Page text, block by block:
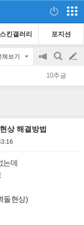
스킨갤러리 포지션
체보기
공
지
on/off
검
색
글
쓰
10추글
상 해결방법
는데
돌현상)